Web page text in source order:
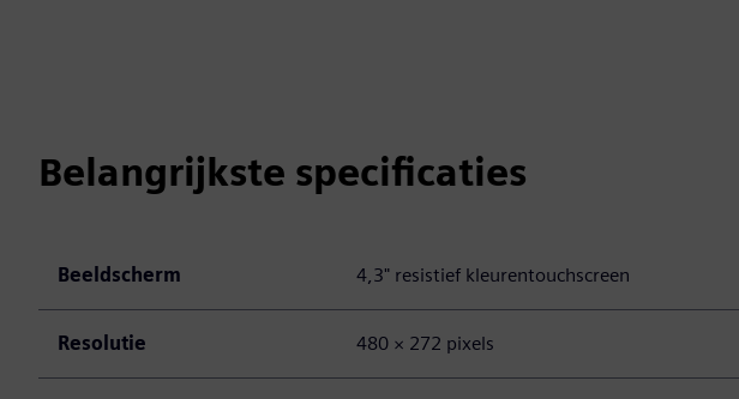
Belangrijkste specificaties
Beeldscherm 4,3" resistief kleurentouchscreen
Resolutie 480 × 272 pixels